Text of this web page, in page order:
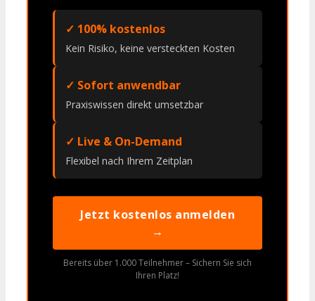
✓ 100% kostenlos
Kein Risiko, keine versteckten Kosten
✓ Sofort anwendbar
Praxiswissen direkt umsetzbar
✓ Live & On-Demand
Flexibel nach Ihrem Zeitplan
Jetzt kostenlos anmelden
→
Bereits über 1.000 Teilnehmer – Sichern Sie sich
Ihren Platz!